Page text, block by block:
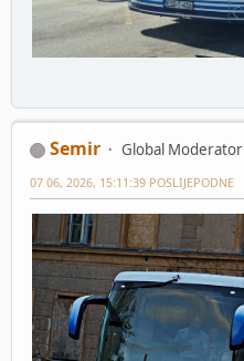
Semir
Global Moderator
07 06, 2026, 15:11:39 POSLIJEPODNE